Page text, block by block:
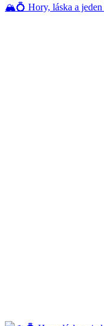
🏔️💍 Hory, láska a